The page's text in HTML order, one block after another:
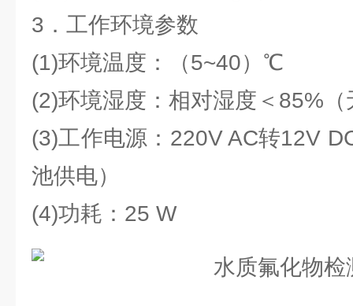
3．工作环境参数
(1)环境温度：（5~40）℃
(2)环境湿度：相对湿度＜85%（
(3)工作电源：220V AC转12V
池供电）
(4)功耗：25 W